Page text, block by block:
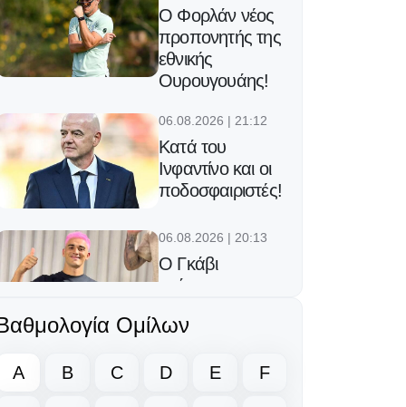
Ο Φορλάν νέος
προπονητής της
εθνικής
Ουρουγουάης!
06.08.2026 | 21:12
Κατά του
Ινφαντίνο και οι
ποδοσφαιριστές!
06.08.2026 | 20:13
Ο Γκάβι
κράτησε την
μετά την
Μουντιάλ!
Ομίλων
A B C D E F